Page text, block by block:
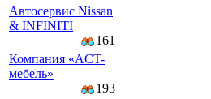
Автосервис Nissan
& INFINITI
161
Компaния «AСT-
мeбeль»
193